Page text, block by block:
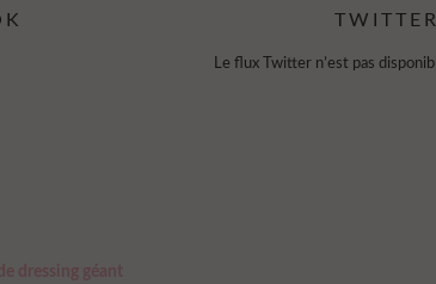
dressing géant
TWITTER
Le flux Twitter n’est pas